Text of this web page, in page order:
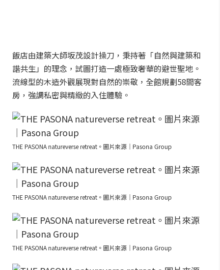
飯店由建築大師坂茂設計操刀，秉持著「自然與建築和
諧共生」的理念，試圖打造一處極致奢華的避世聖地。
流線型的木造外觀展現對自然的崇敬，全館規劃58間客
房，強調私密與精緻的入住體驗。
THE PASONA natureverse retreat。圖片來源｜Pasona Group
THE PASONA natureverse retreat。圖片來源｜Pasona Group
THE PASONA natureverse retreat。圖片來源｜Pasona Group